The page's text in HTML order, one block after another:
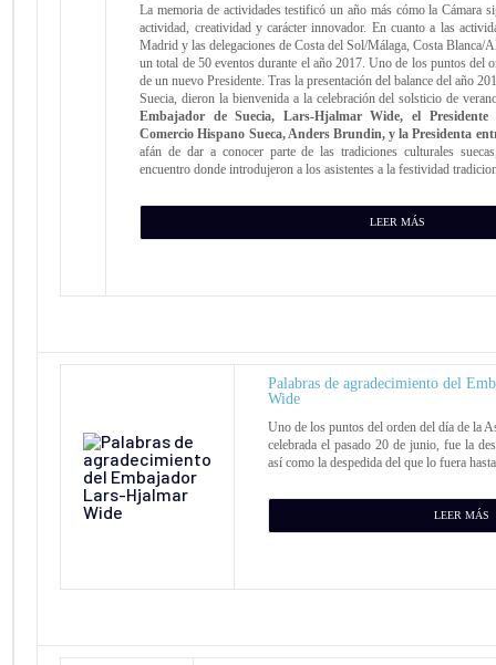
La memoria de actividades testificó un año más cómo la Cámara
actividad, creatividad y carácter innovador. En cuanto a las
Madrid y las delegaciones de Costa del Sol/Málaga, Costa Blanca/
un total de 50 eventos durante el año 2017. Uno de los puntos del
de un nuevo Presidente. Tras la presentación del balance del año
Suecia, dieron la bienvenida a la celebración del solsticio de
Embajador de Suecia, Lars-Hjalmar Wide, el
Comercio Hispano Sueca, Anders Brundin, y la Presidenta
afán de dar a conocer parte de las tradiciones culturales
encuentro donde introdujeron a los asistentes a la festividad
LEER MÁS
Palabras de agradecimiento del
Wide
Uno de los puntos del orden del día de la
celebrada el pasado 20 de junio, fue la
así como la despedida del que lo fuera
LEER MÁS